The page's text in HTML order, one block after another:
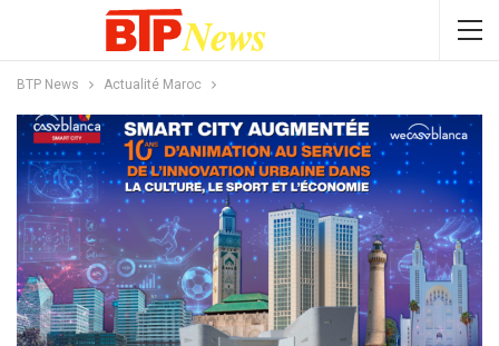
BTP News Actualité Maroc